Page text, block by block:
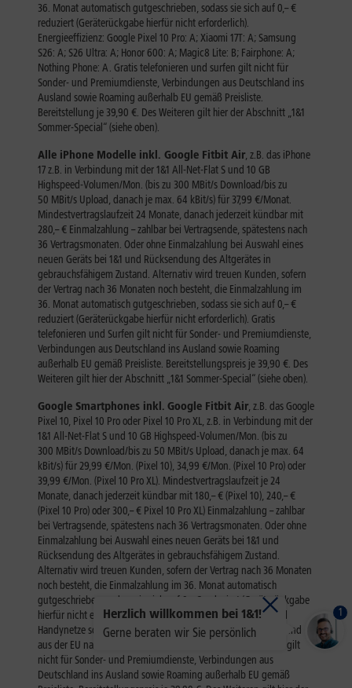
1
Herzlich willkommen bei 1&1!
Gerne beraten wir Sie persönlich